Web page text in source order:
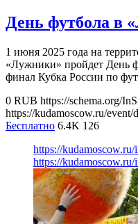
День футбола в
1 июня 2025 года на
«Лужники» пройдет День
финал Кубка России по
0 RUB https://schema.org/
https://kudamoscow.ru/
Бесплатно 6.4K 126
https://
https://